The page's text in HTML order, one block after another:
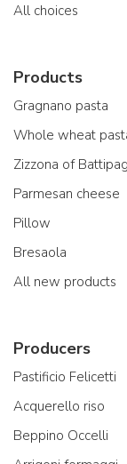
All choices
Products
Gragnano pasta
Whole wheat
Zizzona of
Parmesan cheese
Pillow
Bresaola
All new products
Producers
Pastificio Felicetti
Acquerello riso
Beppino Occelli